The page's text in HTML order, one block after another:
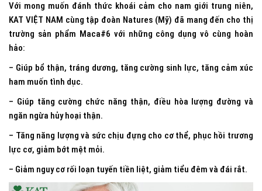
Với mong muốn đánh thức khoái cảm cho nam giới trung niên,
KAT VIỆT NAM cùng tập đoàn Natures (Mỹ) đã mang đến cho thị
trường sản phẩm Maca#6 với những công dụng vô cùng hoàn
hảo:
– Giúp bổ thận, tráng dương, tăng cường sinh lực, tăng cảm xúc
ham muốn tình dục.
– Giúp tăng cường chức năng thận, điều hòa lượng đường và
ngăn ngừa hủy hoại thận.
– Tăng năng lượng và sức chịu đựng cho cơ thể, phục hồi trương
lực cơ, giảm bớt mệt mỏi.
– Giảm nguy cơ rối loạn tuyến tiền liệt, giảm tiểu đêm và đái rắt.